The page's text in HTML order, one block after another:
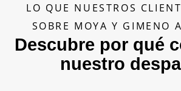
LO QUE NUESTROS
SOBRE MOYA Y GIMENO
Descubre por qué
nuestro